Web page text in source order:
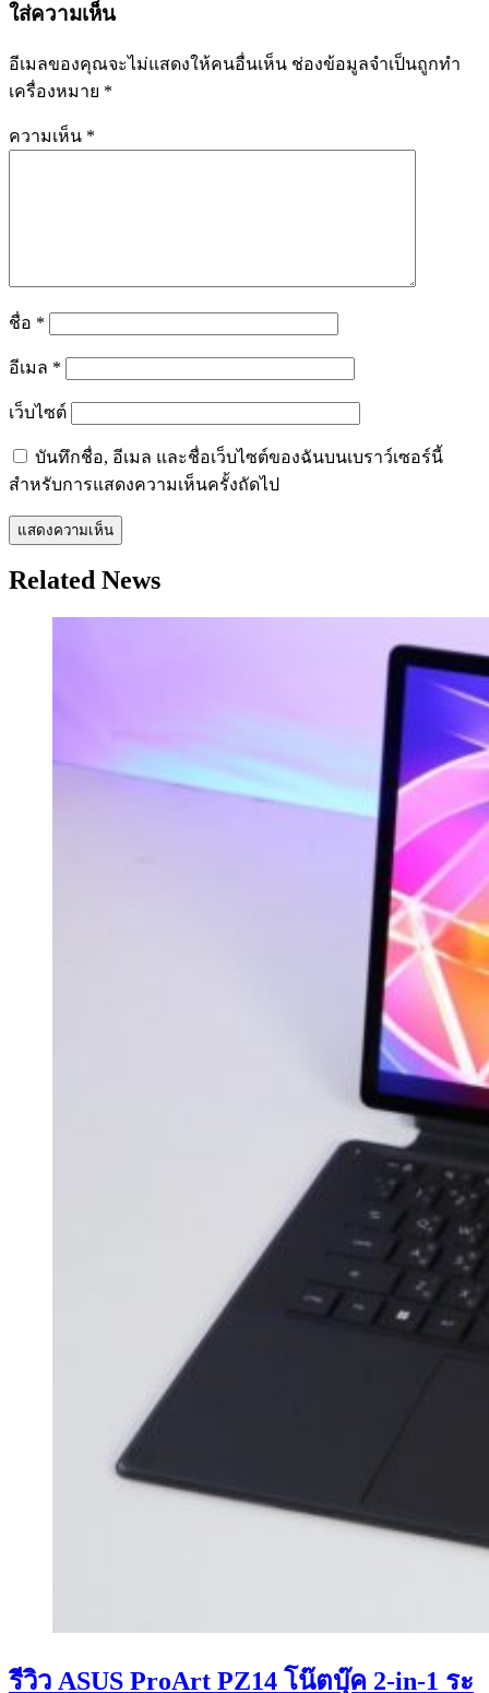
ใส่ความเห็น
อีเมลของคุณจะไม่แสดงให้คนอื่นเห็น ช่องข้อมูลจำเป็นถูกทำ
เครื่องหมาย *
ความเห็น *
ชื่อ *
อีเมล *
เว็บไซต์
บันทึกชื่อ, อีเมล และชื่อเว็บไซต์ของฉันบนเบราว์เซอร์นี้
สำหรับการแสดงความเห็นครั้งถัดไป
Related News
รีวิว ASUS ProArt PZ14 โน๊ตบุ๊ค 2-in-1 ระ